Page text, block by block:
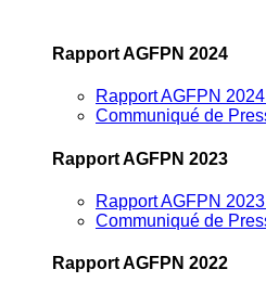
Rapport AGFPN 2024
Rapport AGFPN
Communiqué de
Rapport AGFPN 2023
Rapport AGFPN
Communiqué de
Rapport AGFPN 2022